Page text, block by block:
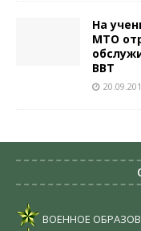
На
МТО
ВВТ
ВОЕННОЕ